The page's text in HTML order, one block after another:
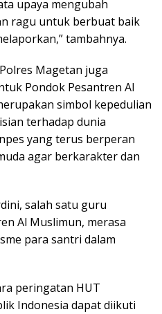
upaya mengubah
ragu untuk berbuat baik
tambahnya.
Magetan juga
Pondok Pesantren Al
simbol kepedulian
terhadap dunia
yang terus berperan
agar berkarakter dan
salah satu guru
Al Muslimun, merasa
para santri dalam
peringatan HUT
Indonesia dapat diikuti